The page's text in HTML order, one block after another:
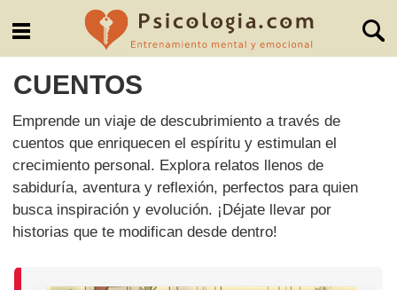
CUENTOS
Emprende un viaje de descubrimiento a través de
cuentos que enriquecen el espíritu y estimulan el
crecimiento personal. Explora relatos llenos de
sabiduría, aventura y reflexión, perfectos para quien
busca inspiración y evolución. ¡Déjate llevar por
historias que te modifican desde dentro!